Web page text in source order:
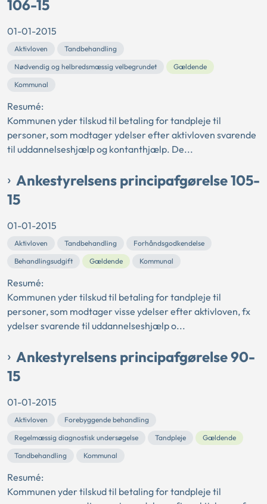
106-15
01-01-2015
Aktivloven
Tandbehandling
Nødvendig og helbredsmæssig velbegrundet
Gældende
Kommunal
Resumé:
Kommunen yder tilskud til betaling for tandpleje til
personer, som modtager ydelser efter aktivloven svarende
til uddannelseshjælp og kontanthjælp. De...
Ankestyrelsens principafgørelse 105-
15
01-01-2015
Aktivloven Tandbehandling
Forhåndsgodkendelse
Behandlingsudgift
Gældende Kommunal
Resumé:
Kommunen yder tilskud til betaling for tandpleje til
personer, som modtager visse ydelser efter aktivloven, fx
ydelser svarende til uddannelseshjælp o...
Ankestyrelsens principafgørelse 90-
15
01-01-2015
Aktivloven
Forebyggende behandling
Regelmæssig diagnostisk undersøgelse
Tandpleje
Gældende
Tandbehandling
Kommunal
Resumé:
Kommunen yder tilskud til betaling for tandpleje til